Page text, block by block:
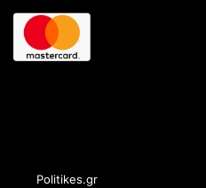
Politikes.gr